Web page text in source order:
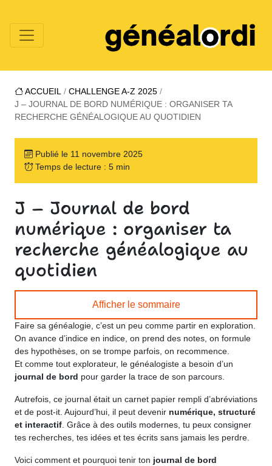
ACCUEIL / CHALLENGE A-Z 2025 /
J – JOURNAL DE BORD NUMÉRIQUE : ORGANISER TA
RECHERCHE GÉNÉALOGIQUE AU QUOTIDIEN
Publié le 11 novembre 2025
Temps de lecture : 5 min
J – Journal de bord
numérique : organiser ta
recherche généalogique au
quotidien
Afficher le sommaire
Faire sa généalogie, c’est un peu comme partir en exploration.
On avance d’indice en indice, on prend des notes, on formule
des hypothèses, on se trompe parfois, on recommence.
Et comme tout explorateur, le généalogiste a besoin d’un
journal de bord pour garder la trace de son parcours.
Autrefois, ce journal était un carnet papier rempli d’abréviations
et de post-it. Aujourd’hui, il peut devenir numérique, structuré
et interactif . Grâce à des outils modernes, tu peux consigner
tes recherches, tes idées et tes écrits sans jamais les perdre.
Voici comment et pourquoi tenir ton journal de bord